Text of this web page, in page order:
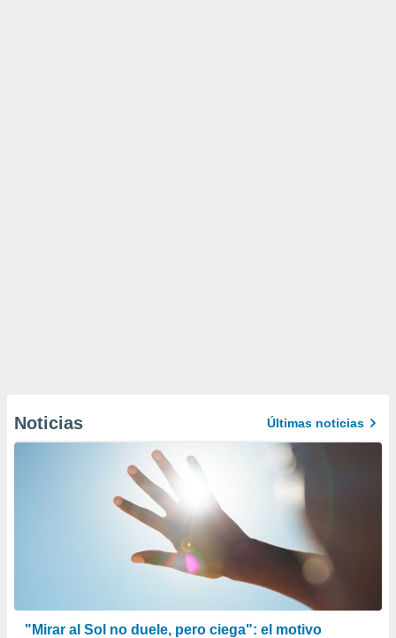
Noticias Últimas noticias
"Mirar al Sol no duele, pero ciega": el motivo